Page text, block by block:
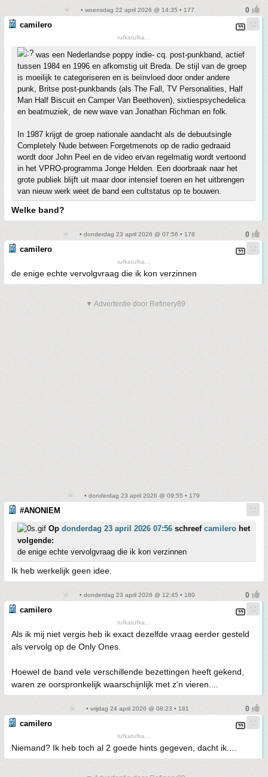
• woensdag 22 april 2026 @ 14:35 • 177
camilero
tufkatufka...
was een Nederlandse poppy indie- cq. post-punkband, actief
tussen 1984 en 1996 en afkomstig uit Breda. De stijl van de groep
is moeilijk te categoriseren en is beïnvloed door onder andere
punk, Britse post-punkbands (als The Fall, TV Personalities, Half
Man Half Biscuit en Camper Van Beethoven), sixtiespsychedelica
en beatmuziek, de new wave van Jonathan Richman en folk.
In 1987 krijgt de groep nationale aandacht als de debuutsingle
Completely Nude between Forgetmenots op de radio gedraaid
wordt door John Peel en de video ervan regelmatig wordt vertoond
in het VPRO-programma Jonge Helden. Een doorbraak naar het
grote publiek blijft uit maar door intensief toeren en het uitbrengen
van nieuw werk weet de band een cultstatus op te bouwen.
Welke band?
• donderdag 23 april 2026 @ 07:56 • 178
camilero
tufkatufka...
de enige echte vervolgvraag die ik kon verzinnen
▼ Advertentie door Refinery89
• donderdag 23 april 2026 @ 09:55 • 179
#ANONIEM
Op donderdag 23 april 2026 07:56 schreef camilero het
volgende:
de enige echte vervolgvraag die ik kon verzinnen
Ik heb werkelijk geen idee.
• donderdag 23 april 2026 @ 12:45 • 180
camilero
tufkatufka...
Als ik mij niet vergis heb ik exact dezelfde vraag eerder gesteld
als vervolg op de Only Ones.
Hoewel de band vele verschillende bezettingen heeft gekend,
waren ze oorspronkelijk waarschijnlijk met z'n vieren....
• vrijdag 24 april 2026 @ 08:23 • 181
camilero
tufkatufka...
Niemand? Ik heb toch al 2 goede hints gegeven, dacht ik....